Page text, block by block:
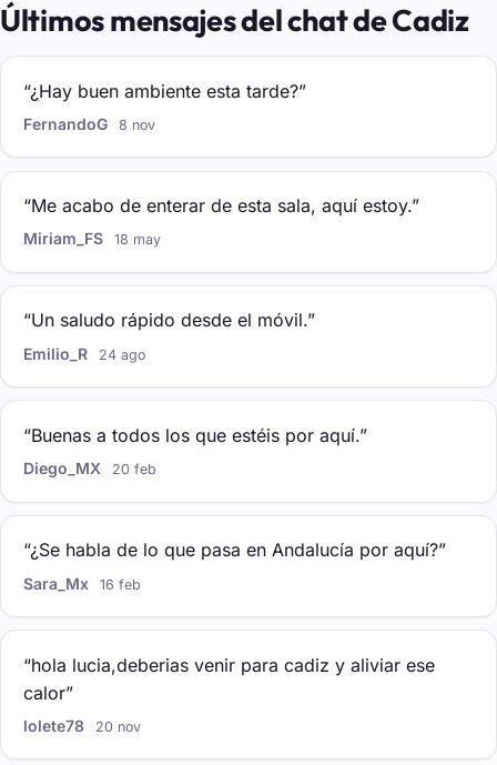
Últimos mensajes del chat de Cadiz
“¿Hay buen ambiente esta tarde?”
FernandoG 8 nov
“Me acabo de enterar de esta sala, aquí estoy.”
Miriam_FS 18 may
“Un saludo rápido desde el móvil.”
Emilio_R 24 ago
“Buenas a todos los que estéis por aquí.”
Diego_MX 20 feb
“¿Se habla de lo que pasa en Andalucía por aquí?”
Sara_Mx 16 feb
“hola lucia,deberias venir para cadiz y aliviar ese
calor”
lolete78 20 nov